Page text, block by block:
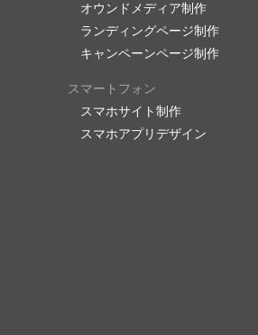
オウンドメディア制作
ランディングページ制作
キャンペーンページ制作
スマートフォン
スマホサイト制作
スマホアプリデザイン